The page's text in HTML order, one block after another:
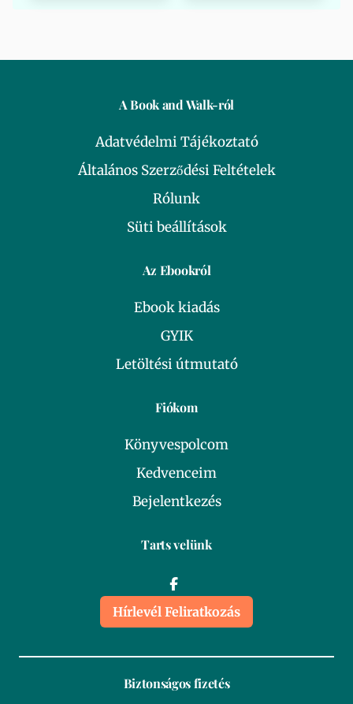
A Book and Walk-ról
Adatvédelmi Tájékoztató
Általános Szerződési Feltételek
Rólunk
Süti beállítások
Az Ebookról
Ebook kiadás
GYIK
Letöltési útmutató
Fiókom
Könyvespolcom
Kedvenceim
Bejelentkezés
Tarts velünk
Hírlevél Feliratkozás
Biztonságos fizetés